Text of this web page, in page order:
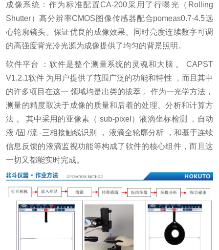
成像系统：作为标准配置CA-200采用了行曝光（Rolling
Shutter）高分辨率CMOS图像传感器配合pomeas0.7-4.5远
心轮廓镜头。保证优良的成像效果。同时亮度连续数字可调
的高强度背光冷光源为成像提供了均匀的背景照明。
软件平台 ：软件是整个测量系统的灵魂和大脑 。 CAPST
V1.2.1软件 为用户提供了范围广泛的功能和特性 ，而且其中
的许多项目在这一 领域均是出类的拔萃 。作为一光学方法，
测量的精度取决于成像的质量和后着的处理、分析和计算方
法 。 其中采用的亚像素（ sub-pixel）液滴坐标检测 ，自动
液 /固 /流 -三相接触线识别 ， 液滴全轮廓分析 ，和基于连续
信息反馈的液滴监视功能等构成了软件的核心组件，而且这
一切又都能实时完成。